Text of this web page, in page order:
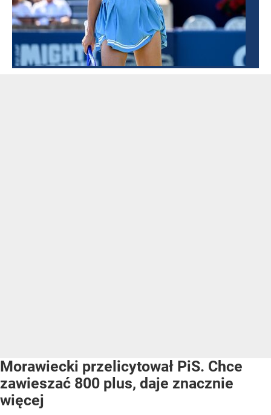
Morawiecki przelicytował PiS. Chce
zawieszać 800 plus, daje znacznie
więcej